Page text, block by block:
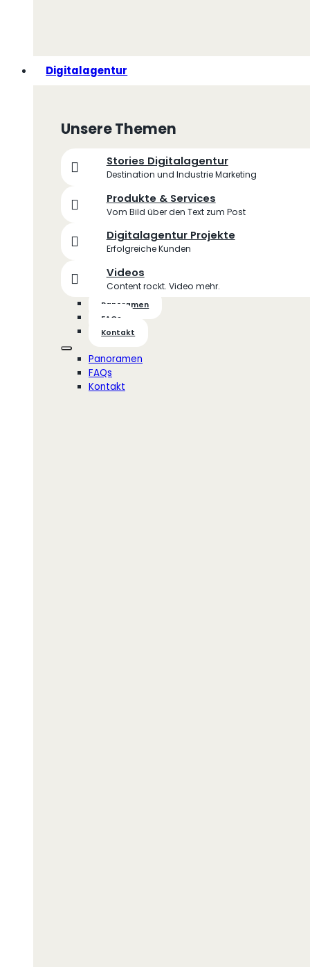
Digitalagentur
Unsere Themen
Stories Digitalagentur
Destination und Industrie Marketing
Produkte & Services
Vom Bild über den Text zum Post
Digitalagentur Projekte
Erfolgreiche Kunden
Videos
Content rockt. Video mehr.
Panoramen
FAQs
Kontakt
Panoramen
FAQs
Kontakt